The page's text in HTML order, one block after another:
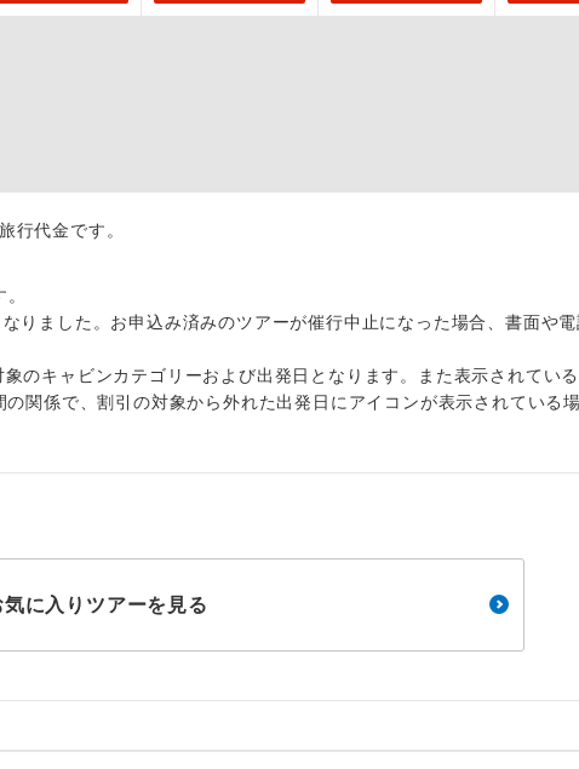
行代金です。
りました。お申込み済みのツアーが催行中止になった場合、書面や
のキャビンカテゴリーおよび出発日となります。また表示されてい
関係で、割引の対象から外れた出発日にアイコンが表示されている
気に入りツアーを見る
周りの音を気にせず、ガイドさんの説明をじっくり聞くこ
1名様から出発可能な個人型プランです。
2名様から出発可能な個人型プランです。
1名様1室利用でも追加料金がかからないコースです。
利用航空会社が指定なので、ご出発の計画にとても便利